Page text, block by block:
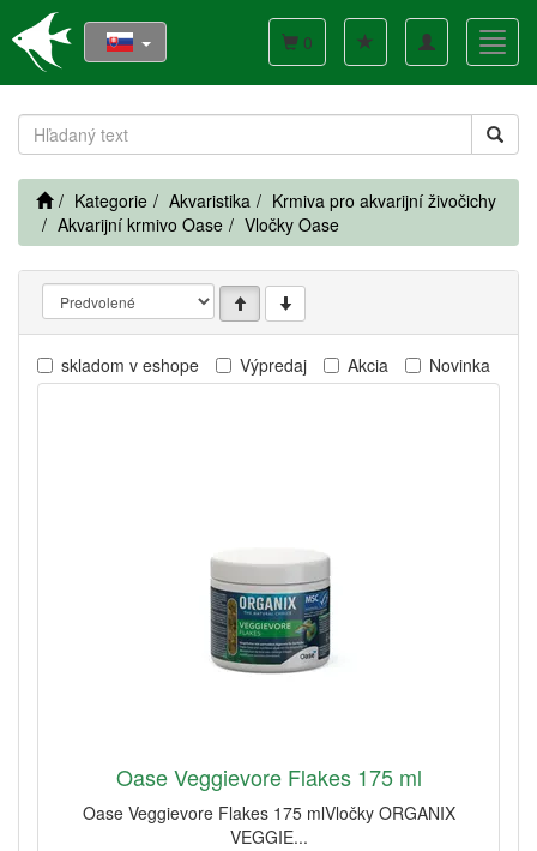
Toggle
navigation
0
Kategorie Akvaristika
Krmiva pro akvarijní živočichy
Akvarijní krmivo Oase
Vločky Oase
skladom v eshope Výpredaj Akcia Novinka
Oase Veggievore Flakes 175 ml
Oase Veggievore Flakes 175 mlVločky ORGANIX
VEGGIE...